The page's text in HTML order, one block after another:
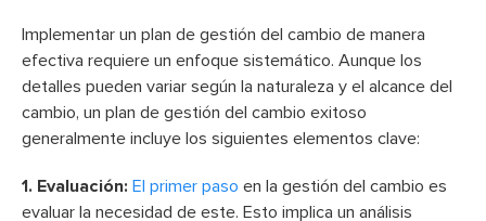
Implementar un plan de gestión del cambio de manera
efectiva requiere un enfoque sistemático. Aunque los
detalles pueden variar según la naturaleza y el alcance del
cambio, un plan de gestión del cambio exitoso
generalmente incluye los siguientes elementos clave:
1. Evaluación: El primer paso en la gestión del cambio es
evaluar la necesidad de este. Esto implica un análisis